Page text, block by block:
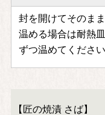
封を開けてそのま
温める場合は耐熱
ずつ温めてください
【匠の焼漬 さば】